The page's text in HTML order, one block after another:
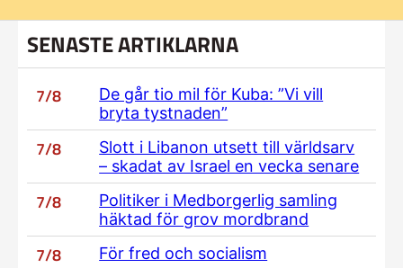
SENASTE ARTIKLARNA
7/8
De går tio mil för Kuba: ”Vi vill
bryta tystnaden”
7/8
Slott i Libanon utsett till världsarv
– skadat av Israel en vecka senare
7/8
Politiker i Medborgerlig samling
häktad för grov mordbrand
7/8 För fred och socialism